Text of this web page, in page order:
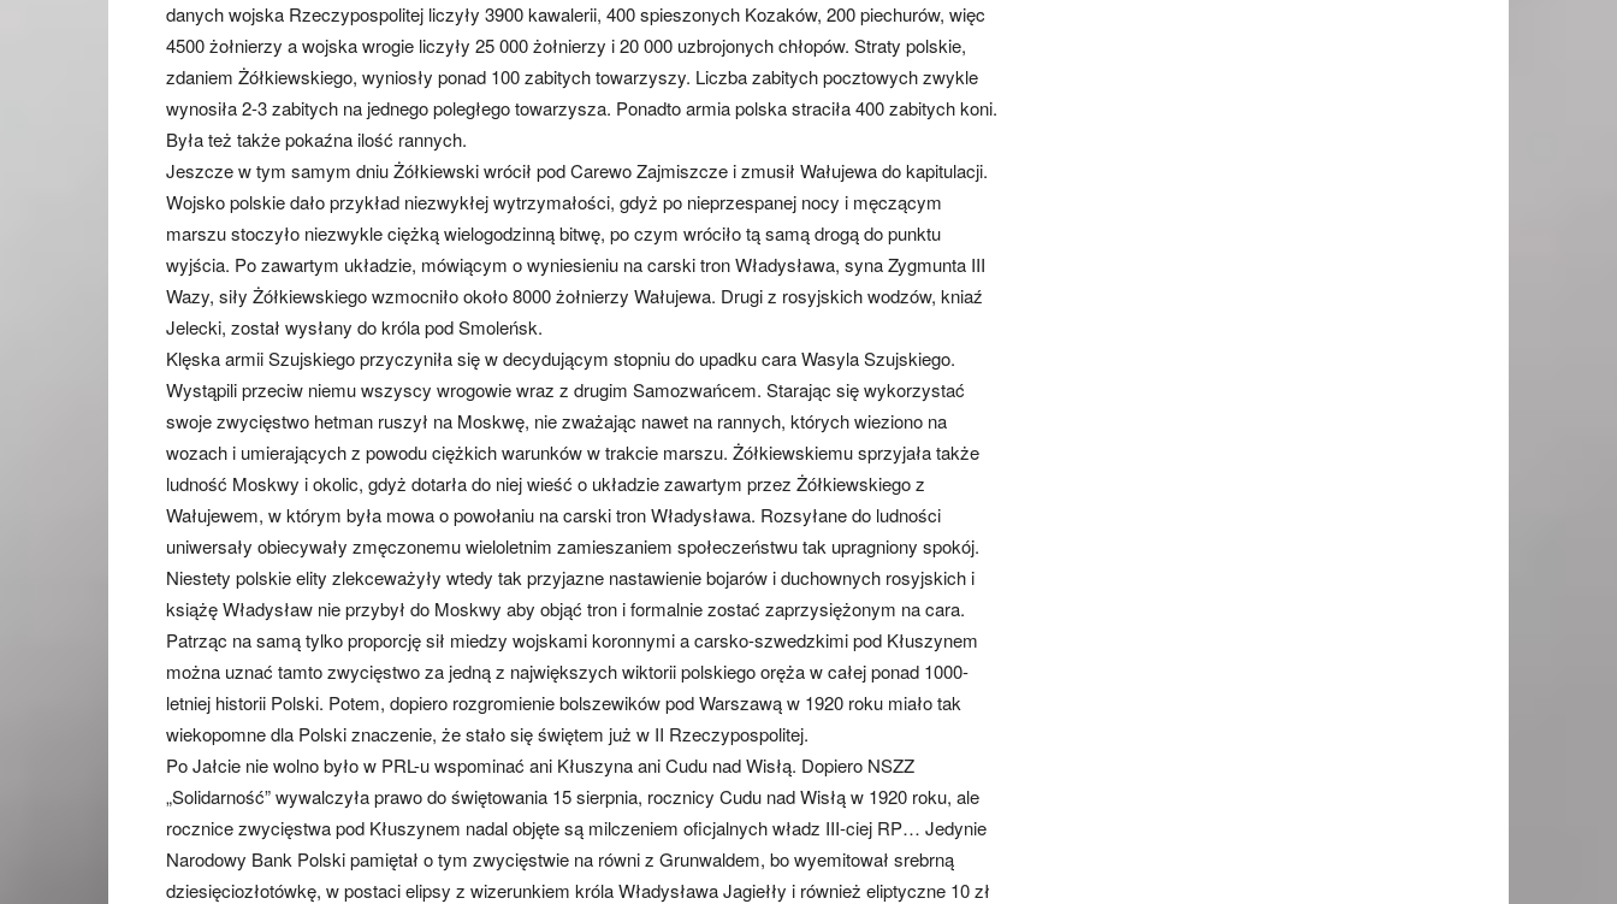
danych wojska Rzeczypospolitej liczyły 3900 kawalerii, 400 spieszonych Kozaków, 200 piechurów, więc
4500 żołnierzy a wojska wrogie liczyły 25 000 żołnierzy i 20 000 uzbrojonych chłopów. Straty polskie,
zdaniem Żółkiewskiego, wyniosły ponad 100 zabitych towarzyszy. Liczba zabitych pocztowych zwykle
wynosiła 2-3 zabitych na jednego poległego towarzysza. Ponadto armia polska straciła 400 zabitych koni.
Była też także pokaźna ilość rannych.
Jeszcze w tym samym dniu Żółkiewski wrócił pod Carewo Zajmiszcze i zmusił Wałujewa do kapitulacji.
Wojsko polskie dało przykład niezwykłej wytrzymałości, gdyż po nieprzespanej nocy i męczącym
marszu stoczyło niezwykle ciężką wielogodzinną bitwę, po czym wróciło tą samą drogą do punktu
wyjścia. Po zawartym układzie, mówiącym o wyniesieniu na carski tron Władysława, syna Zygmunta III
Wazy, siły Żółkiewskiego wzmocniło około 8000 żołnierzy Wałujewa. Drugi z rosyjskich wodzów, kniaź
Jelecki, został wysłany do króla pod Smoleńsk.
Klęska armii Szujskiego przyczyniła się w decydującym stopniu do upadku cara Wasyla Szujskiego.
Wystąpili przeciw niemu wszyscy wrogowie wraz z drugim Samozwańcem. Starając się wykorzystać
swoje zwycięstwo hetman ruszył na Moskwę, nie zważając nawet na rannych, których wieziono na
wozach i umierających z powodu ciężkich warunków w trakcie marszu. Żółkiewskiemu sprzyjała także
ludność Moskwy i okolic, gdyż dotarła do niej wieść o układzie zawartym przez Żółkiewskiego z
Wałujewem, w którym była mowa o powołaniu na carski tron Władysława. Rozsyłane do ludności
uniwersały obiecywały zmęczonemu wieloletnim zamieszaniem społeczeństwu tak upragniony spokój.
Niestety polskie elity zlekceważyły wtedy tak przyjazne nastawienie bojarów i duchownych rosyjskich i
książę Władysław nie przybył do Moskwy aby objąć tron i formalnie zostać zaprzysiężonym na cara.
Patrząc na samą tylko proporcję sił miedzy wojskami koronnymi a carsko-szwedzkimi pod Kłuszynem
można uznać tamto zwycięstwo za jedną z największych wiktorii polskiego oręża w całej ponad 1000-
letniej historii Polski. Potem, dopiero rozgromienie bolszewików pod Warszawą w 1920 roku miało tak
wiekopomne dla Polski znaczenie, że stało się świętem już w II Rzeczypospolitej.
Po Jałcie nie wolno było w PRL-u wspominać ani Kłuszyna ani Cudu nad Wisłą. Dopiero NSZZ
„Solidarność” wywalczyła prawo do świętowania 15 sierpnia, rocznicy Cudu nad Wisłą w 1920 roku, ale
rocznice zwycięstwa pod Kłuszynem nadal objęte są milczeniem oficjalnych władz III-ciej RP… Jedynie
Narodowy Bank Polski pamiętał o tym zwycięstwie na równi z Grunwaldem, bo wyemitował srebrną
dziesięciozłotówkę, w postaci elipsy z wizerunkiem króla Władysława Jagiełły i również eliptyczne 10 zł